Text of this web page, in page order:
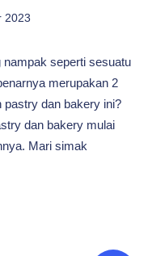
2023
seperti sesuatu
merupakan 2
pastry dan bakery ini?
dan bakery mulai
Mari simak